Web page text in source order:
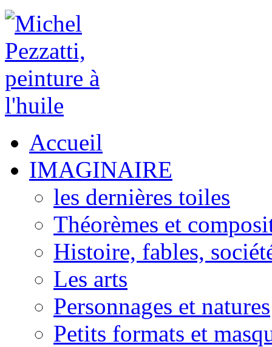
Accueil
IMAGINAIRE
les dernières toiles
Théorèmes et
Histoire, fables,
Les arts
Personnages et natures
Petits formats et